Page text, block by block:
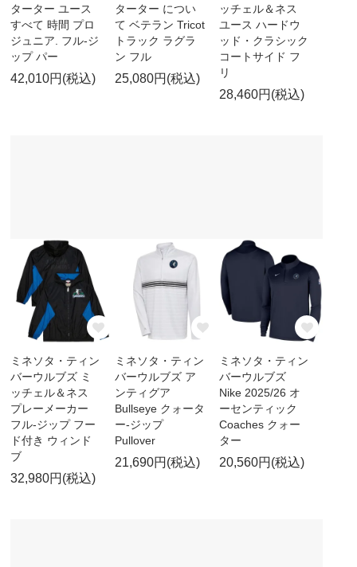
ターター ユース
すべて 時間 プロ
ジュニア. フル-ジ
ップ パー
42,010円(税込)
ターター につい
て ベテラン Tricot
トラック ラグラ
ン フル
25,080円(税込)
ッチェル＆ネス
ユース ハードウ
ッド・クラシック
コートサイド フ
リ
28,460円(税込)
ミネソタ・ティン
バーウルブズ ミ
ッチェル＆ネス
プレーメーカー
フル-ジップ フー
ド付き ウィンド
ブ
32,980円(税込)
ミネソタ・ティン
バーウルブズ ア
ンティグア
Bullseye クォータ
ー-ジップ
Pullover
21,690円(税込)
ミネソタ・ティン
バーウルブズ
Nike 2025/26 オ
ーセンティック
Coaches クォー
ター
20,560円(税込)